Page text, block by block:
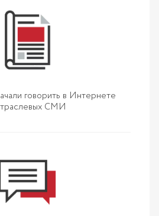
говорить в Интернете
СМИ